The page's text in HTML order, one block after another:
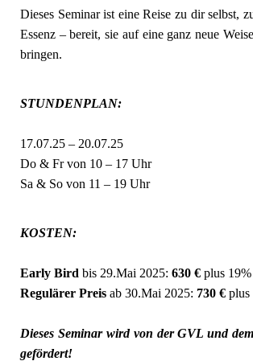
Dieses Seminar ist eine Reise zu dir selbst,
Essenz – bereit, sie auf eine ganz neue
bringen.
STUNDENPLAN:
17.07.25 – 20.07.25
Do & Fr von 10 – 17 Uhr
Sa & So von 11 – 19 Uhr
KOSTEN:
Early Bird bis 29.Mai 2025: 630 € plus
Regulärer Preis ab 30.Mai 2025: 730 €
Dieses Seminar wird von der GVL und
gefördert!